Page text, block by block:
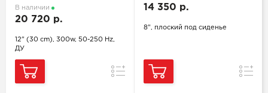
В наличии
20 720 р.
12" (30 cm), 300w, 50-250 Hz,
ДУ
Сравнение
14 350 р.
8", плоский под сиденье